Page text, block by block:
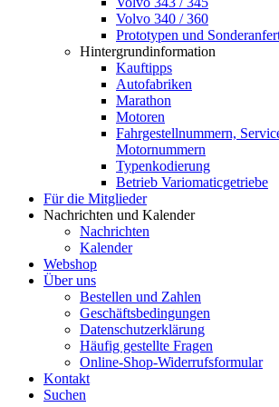
Volvo 340 / 360
Prototypen und
Hintergrundinformation
Kauftipps
Autofabriken
Marathon
Motoren
Fahrgestellnummern,
Motornummern
Typenkodierung
Betrieb Variomaticgetriebe
Für die Mitglieder
Nachrichten und Kalender
Nachrichten
Kalender
Webshop
Über uns
Bestellen und Zahlen
Geschäftsbedingungen
Datenschutzerklärung
Häufig gestellte Fragen
Online-Shop-Widerrufsformular
Kontakt
Suchen